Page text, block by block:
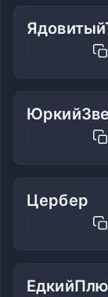
Цербер